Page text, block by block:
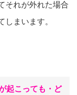
それが外れた場合
しまいます。
起こっても・ど